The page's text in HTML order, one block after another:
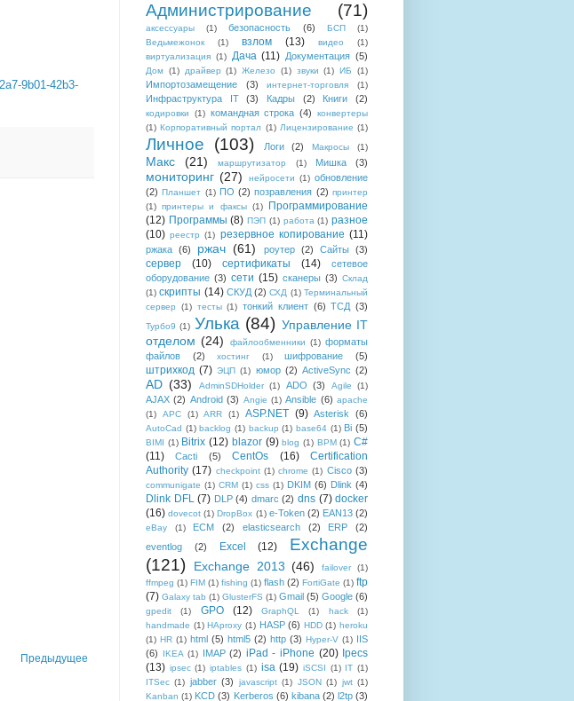
9b01-42b3-
Предыдущее
Администрирование (71)
аксессуары (1) безопасность (6) БСП
(1)
Ведьмежонок
(1) взлом (13) видео
(1)
виртуализация (1) Дача (11) Документация (5)
Дом (1) драйвер (1) Железо (1) звуки (1) ИБ (1)
Импортозамещение (3) интернет-торговля (1)
Инфраструктура IT (3) Кадры (2) Книги (2)
кодировки (1) командная строка (4)
конвертеры
(1) Корпоративный портал (1) Лицензирование (1)
Личное (103) Логи (2) Макросы (1)
Макс (21) маршрутизатор (1) Мишка (3)
мониторинг (27) нейросети (1) обновление
(2) Планшет (1) ПО (2) позравления (2) принтер
(1) принтеры и факсы (1)
Программирование
(12) Программы (8) ПЭП (1) работа (1) разное
(10) реестр (1) резервное копирование (11)
ржака (6) ржач (61) роутер (2) Сайты (3)
сервер (10) сертификаты (14)
сетевое
оборудование (3) сети (15) сканеры (3) Склад
(1) скрипты (14) СКУД (2) СХД (1) Терминальный
сервер
(1) тесты (1) тонкий клиент (6) ТСД (3)
Турбо9 (1) Улька (84) Управление IT
отделом (24) файлообменники (1) форматы
файлов
(2) хостинг (1) шифрование (5)
штрихкод (7) ЭЦП (1) юмор (2) ActiveSync (2)
AD (33) AdminSDHolder (1) ADO (3) Agile (1)
AJAX (2) Android (3) Angie (1) Ansible (6) apache
(1)
APC (1) ARR (1) ASP.NET (9) Asterisk (6)
AutoCad (1) backlog (1) backup (1) base64 (1) Bi (5)
BIMI (1) Bitrix (12) blazor (9) blog (1) BPM (1) C#
(11)
Cacti (5) CentOs (16)
Certification
Authority (17) checkpoint (1) chrome (1) Cisco (3)
communigate (1) CRM (1) css (1) DKIM (6) Dlink (4)
Dlink DFL (7) DLP (4) dmarc (2) dns (7) docker
(16) dovecot (1) DropBox (1) e-Token (2) EAN13 (2)
eBay (1) ECM (2) elasticsearch (2) ERP
(2)
eventlog
(2) Excel (12)
Exchange
(121)
Exchange 2013 (46) failover
(1)
ffmpeg (1) FIM (1) fishing (1) flash (2) FortiGate (1) ftp
(7) Galaxy tab (1) GlusterFS (1) Gmail (5) Google (6)
gpedit (1) GPO (12) GraphQL (1) hack
(1)
handmade (1) HAproxy (1) HASP (6) HDD (1) heroku
(1) HR (1) html (5) html5 (2) http (3) Hyper-V (1) IIS
(6)
IKEA (1) IMAP (2) iPad - iPhone (20) Ipecs
(13) ipsec (1) iptables (1) isa (19) iSCSI (1) IT (1)
ITSec (1) jabber (3) javascript (1) JSON (1) jwt (1)
Kanban (1) KCD (3) Kerberos (6) kibana (2) l2tp (3)